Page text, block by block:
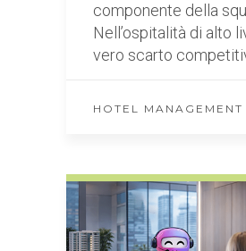
componente della
Nell’ospitalità di alto
vero scarto
HOTEL MANAGEMENT